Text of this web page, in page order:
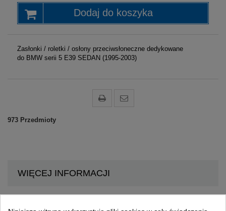
Dodaj do koszyka
Zasłonki / roletki / osłony przeciwsłoneczne dedykowane
do BMW serii 5 E39 SEDAN (1995-2003)
973 Przedmioty
WIĘCEJ INFORMACJI